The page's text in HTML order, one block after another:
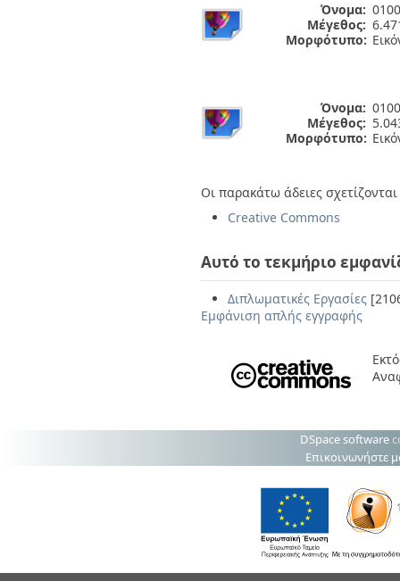
Όνομα:
Μέγεθος:
Μορφότυπο:
Όνομα:
Μέγεθος:
Μορφότυπο:
Οι παρακάτω άδειες
Creative Commons
Αυτό το τεκμήριο
Διπλωματικές Εργασίες
Εμφάνιση απλής εγγραφής
DSpace software
Επικοινωνήστε